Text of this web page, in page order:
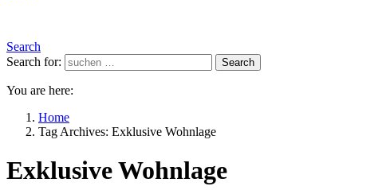
Search
Search for:
Search
You are here:
Home
Tag Archives: Exklusive Wohnlage
Exklusive Wohnlage